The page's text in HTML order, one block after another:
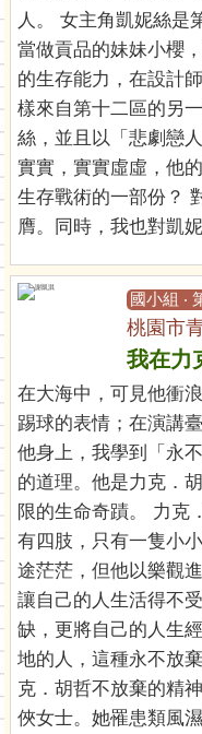
人。 女主角凱妮絲是
當做貢品的妹妹小櫻
的生存能力，在設計
樣來自第十二區的另
絲，並且以「悲劇戀
實實，實實虛虛，他
生存戰術的一部份？
膺。同時，我也對凱
國小組 ‧
桃園市
我在力
在大海中，可見他衝
踢球的表情；在演講
他身上，我學到「永
的道理。他是力克．
限的生命奇蹟。 力克
有四肢，只有一隻小
途茫茫，但他以樂觀
讓自己的人生活得不
缺，更將自己的人生
地的人，這種永不放
克．胡哲不放棄的精
俠女士。她罹患類風